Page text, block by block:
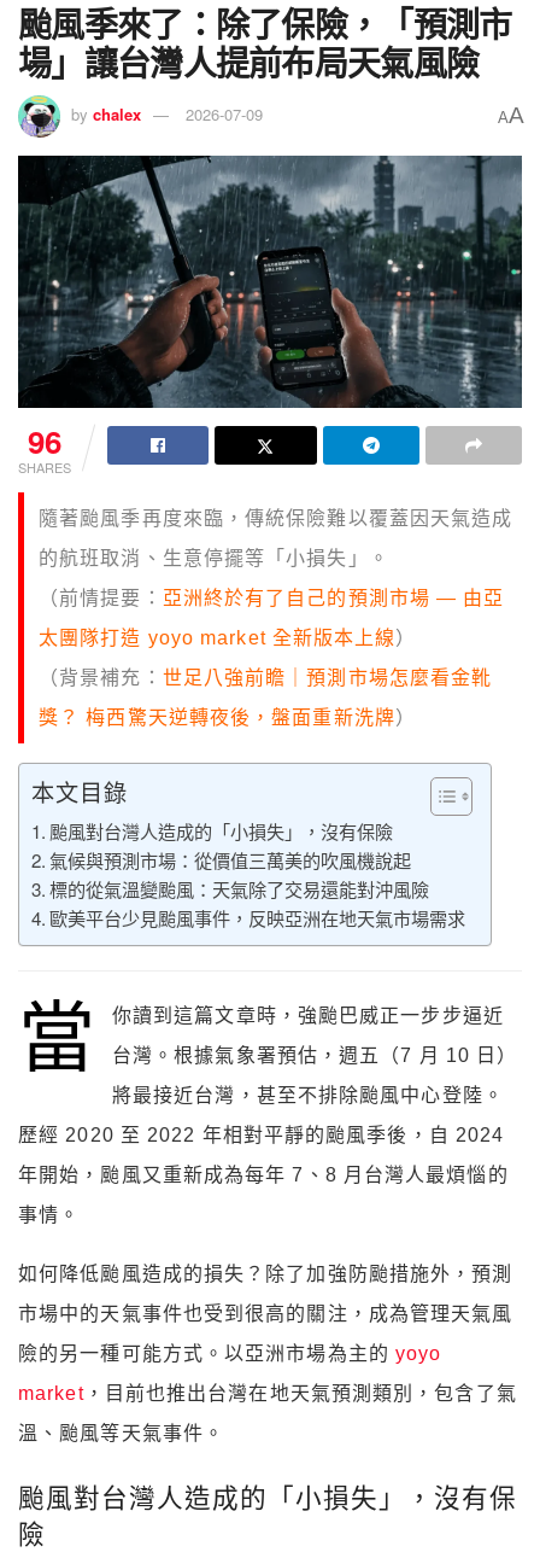
颱風季來了：除了保險，「預測市
場」讓台灣人提前布局天氣風險
by chalex 2026-07-09 AA
96
SHARES
隨著颱風季再度來臨，傳統保險難以覆蓋因天氣造成
的航班取消、生意停擺等「小損失」。
（前情提要： 亞洲終於有了自己的預測市場 — 由亞
太團隊打造 yoyo market 全新版本上線）
（背景補充： 世足八強前瞻｜預測市場怎麼看金靴
獎？ 梅西驚天逆轉夜後，盤面重新洗牌）
本文目錄
颱風對台灣人造成的「小損失」，沒有保險
氣候與預測市場：從價值三萬美的吹風機說起
標的從氣溫變颱風：天氣除了交易還能對沖風險
歐美平台少見颱風事件，反映亞洲在地天氣市場需求
當
你讀到這篇文章時，強颱巴威正一步步逼近
台灣。根據氣象署預估，週五（7 月 10 日）
將最接近台灣，甚至不排除颱風中心登陸。
歷經 2020 至 2022 年相對平靜的颱風季後，自 2024
年開始，颱風又重新成為每年 7、8 月台灣人最煩惱的
事情。
如何降低颱風造成的損失？除了加強防颱措施外，預測
市場中的天氣事件也受到很高的關注，成為管理天氣風
險的另一種可能方式。以亞洲市場為主的 yoyo
market，目前也推出台灣在地天氣預測類別，包含了氣
溫、颱風等天氣事件。
颱風對台灣人造成的「小損失」，沒有保
險